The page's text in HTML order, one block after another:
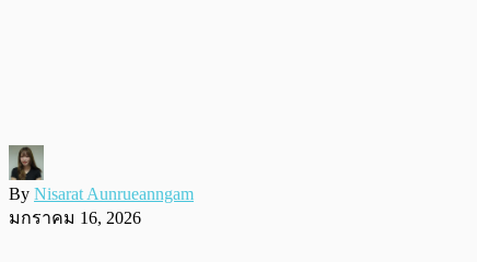
By Nisarat Aunrueanngam
มกราคม 16, 2026